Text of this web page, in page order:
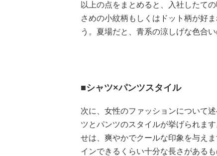
以上の点をまとめると、入社したて
さめの小紋柄もしくはドット柄が好
う。夏場だと、青系の涼しげな色合
■シャツ×パンツスタイル
次に、女性のファッションについて
ツとパンツのスタイルが挙げられま
せは、爽やかでクールな印象を与え
インできるくらい十分な長さがある